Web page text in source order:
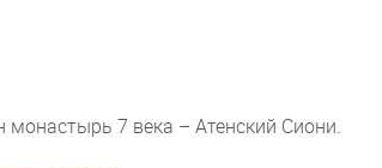
монастырь 7 века – Атенский Сиони.